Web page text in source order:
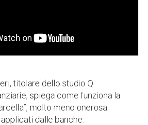
titolare dello studio Q
spiega come funziona la
molto meno onerosa
dalle banche.